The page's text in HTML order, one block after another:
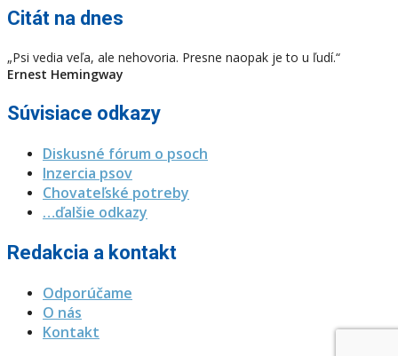
Citát na dnes
„Psi vedia veľa, ale nehovoria. Presne naopak je to u ľudí.“
Ernest Hemingway
Súvisiace odkazy
Diskusné fórum o psoch
Inzercia psov
Chovateľské potreby
…ďalšie odkazy
Redakcia a kontakt
Odporúčame
O nás
Kontakt